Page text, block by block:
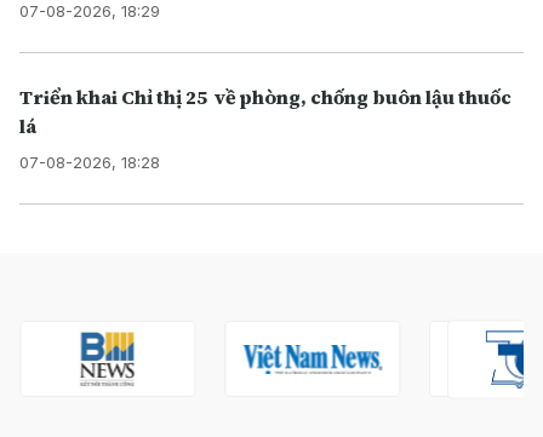
07-08-2026, 18:29
Triển khai Chỉ thị 25 về phòng, chống buôn lậu thuốc
lá
07-08-2026, 18:28